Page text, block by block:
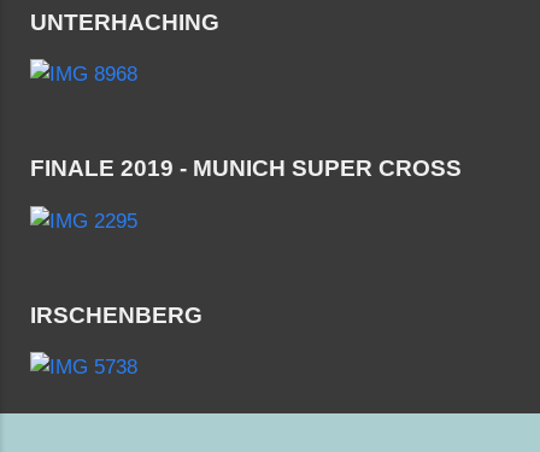
UNTERHACHING
FINALE 2019 - MUNICH SUPER CROSS
IRSCHENBERG